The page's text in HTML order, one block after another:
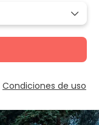
Condiciones de uso